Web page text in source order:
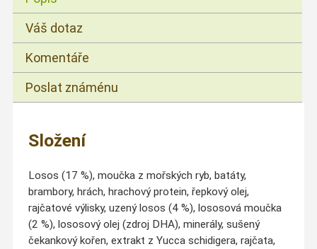
Váš dotaz
Komentáře
Poslat známénu
Složení
Losos (17 %), moučka z mořských ryb, batáty,
brambory, hrách, hrachový protein, řepkový olej,
rajčatové výlisky, uzený losos (4 %), lososová moučka
(2 %), lososový olej (zdroj DHA), minerály, sušený
čekankový kořen, extrakt z Yucca schidigera, rajčata,